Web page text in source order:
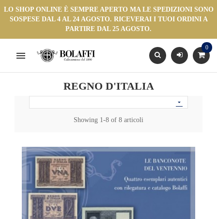
LO SHOP ONLINE È SEMPRE APERTO MA LE SPEDIZIONI SONO
SOSPESE DAL 4 AL 24 AGOSTO. RICEVERAI I TUOI ORDINI A
PARTIRE DAL 25 AGOSTO.

0
REGNO D'ITALIA

Showing 1-8 of 8 articoli